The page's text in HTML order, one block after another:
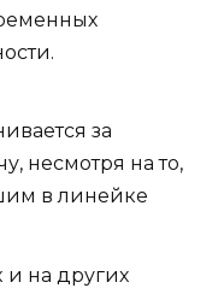
за
несмотря на то,
в линейке
и на других